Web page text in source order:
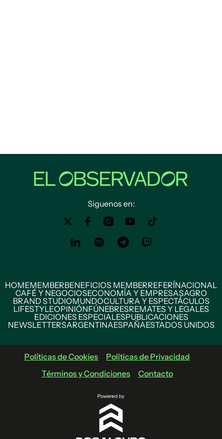
Siguenos en:
HOMEMEMBERBENEFICIOS MEMBERREFERÍNACIONAL
CAFÉ Y NEGOCIOSECONOMÍA Y EMPRESASAGRO
BRAND STUDIOMUNDOCULTURA Y ESPECTÁCULOS
LIFESTYLEOPINIÓNFÚNEBRESREMATES Y LEGALES
EDICIONES ESPECIALESPUBLICACIONES
NEWSLETTERSARGENTINAESPAÑAESTADOS UNIDOS
Políticas de Cookies
Políticas de Privacidad
Términos y Condiciones
Contacto